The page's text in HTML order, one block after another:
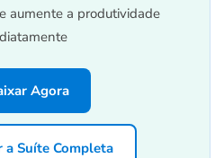
aumente a produtividade
Agora
a Suíte Completa